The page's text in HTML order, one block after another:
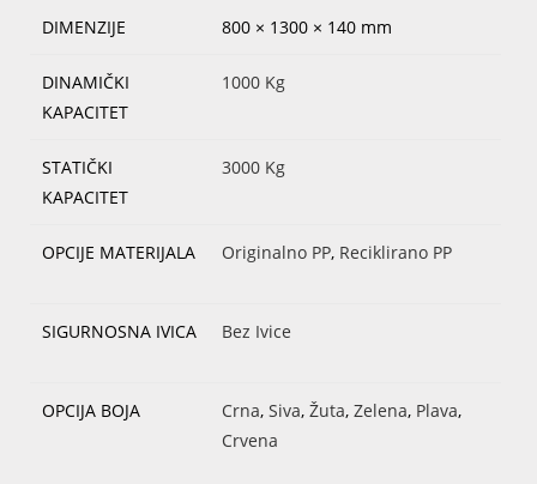
DIMENZIJE 800 × 1300 × 140 mm
DINAMIČKI
KAPACITET
1000 Kg
STATIČKI
KAPACITET
3000 Kg
OPCIJE MATERIJALA Originalno PP, Reciklirano PP
SIGURNOSNA IVICA Bez Ivice
OPCIJA BOJA Crna, Siva, Žuta, Zelena, Plava,
Crvena